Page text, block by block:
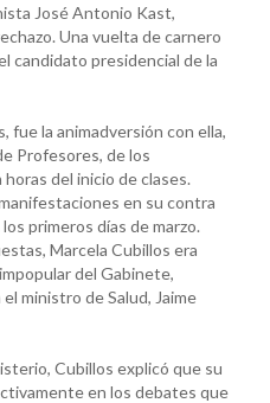
José Antonio Kast,
Una vuelta de carnero
candidato presidencial de la
fue la animadversión con ella,
Profesores, de los
del inicio de clases.
en su contra
primeros días de marzo.
Marcela Cubillos era
del Gabinete,
ministro de Salud, Jaime
Cubillos explicó que su
en los debates que